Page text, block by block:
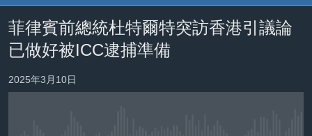
轉
到
內
容
跳
台灣
海外港人
菲律賓前總統杜特爾特突訪香港引議論
已做好被ICC逮捕準備
2025年3月10日